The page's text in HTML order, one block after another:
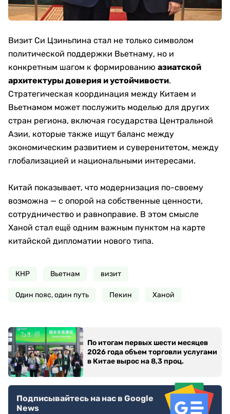
Визит Си Цзиньпина стал не только символом
политической поддержки Вьетнаму, но и
конкретным шагом к формированию азиатской
архитектуры доверия и устойчивости.
Стратегическая координация между Китаем и
Вьетнамом может послужить моделью для других
стран региона, включая государства Центральной
Азии, которые также ищут баланс между
экономическим развитием и суверенитетом, между
глобализацией и национальными интересами.
Китай показывает, что модернизация по-своему
возможна — с опорой на собственные ценности,
сотрудничество и равноправие. В этом смысле
Ханой стал ещё одним важным пунктом на карте
китайской дипломатии нового типа.
КНР Вьетнам визит
Один пояс, один путь Пекин Ханой
По итогам первых шести месяцев
2026 года объем торговли услугами
в Китае вырос на 8,3 проц.
Подписывайтесь на нас в Google
News